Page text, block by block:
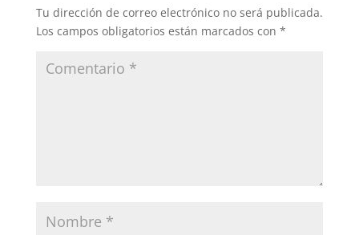
Tu dirección de correo electrónico no será publicada.
Los campos obligatorios están marcados con *